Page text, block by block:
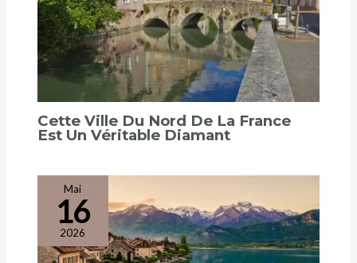
Cette Ville Du Nord De La France
Est Un Véritable Diamant
Mai
16
2026